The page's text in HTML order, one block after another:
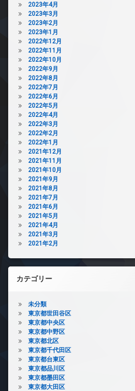
2023年4月
2023年3月
2023年2月
2023年1月
2022年12月
2022年11月
2022年10月
2022年9月
2022年8月
2022年7月
2022年6月
2022年5月
2022年4月
2022年3月
2022年2月
2022年1月
2021年12月
2021年11月
2021年10月
2021年9月
2021年8月
2021年7月
2021年6月
2021年5月
2021年4月
2021年3月
2021年2月
カテゴリー
未分類
東京都世田谷区
東京都中央区
東京都中野区
東京都北区
東京都千代田区
東京都台東区
東京都品川区
東京都墨田区
東京都大田区